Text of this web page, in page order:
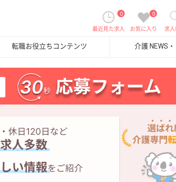
求
0
お気に入り
0
最近見た求人
転職お役立ちコンテンツ 介護 NEWS